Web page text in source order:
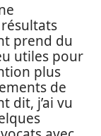
résultats
prend du
utiles pour
plus
de
dit, j’ai vu